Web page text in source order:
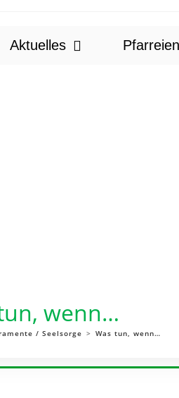
Aktuelles
wenn…
/ Seelsorge > Was tun, wenn…